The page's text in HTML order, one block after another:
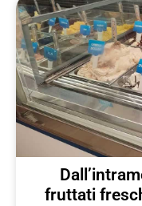
fruttati